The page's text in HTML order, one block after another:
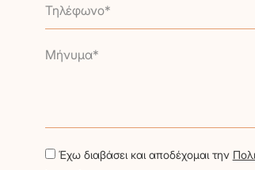
Τηλέφωνο*
Μήνυμα*
Έχω διαβάσει και αποδέχομαι την